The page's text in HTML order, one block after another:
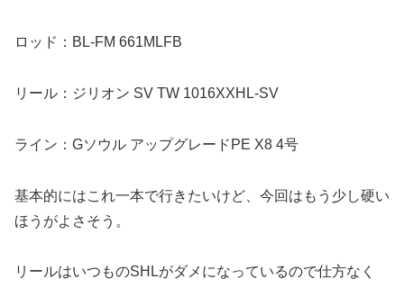
ロッド：BL-FM 661MLFB
リール：ジリオン SV TW 1016XXHL-SV
ライン：Gソウル アップグレードPE X8 4号
基本的にはこれ一本で行きたいけど、今回はもう少し硬い
ほうがよさそう。
リールはいつものSHLがダメになっているので仕方なく